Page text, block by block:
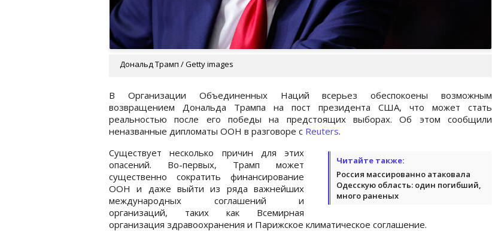
Дональд Трамп / Getty images
В Организации Объединенных Наций всерьез обеспокоены возможным
возвращением Дональда Трампа на пост президента США, что может стать
реальностью после его победы на предстоящих выборах. Об этом сообщили
неназванные дипломаты ООН в разговоре с Reuters.
Читайте также:
Россия массированно атаковала
Одесскую область: один погибший,
много раненых
Существует несколько причин для этих
опасений. Во-первых, Трамп может
существенно сократить финансирование
ООН и даже выйти из ряда важнейших
международных соглашений и
организаций, таких как Всемирная
организация здравоохранения и Парижское климатическое соглашение.